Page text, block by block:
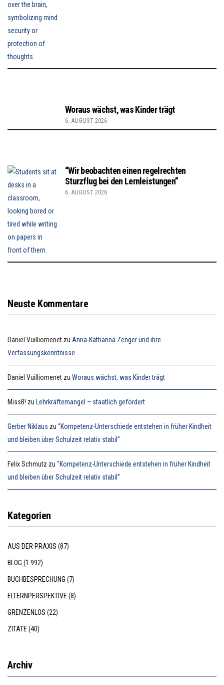
Woraus wächst, was Kinder trägt
6. AUGUST 2026
“Wir beobachten einen regelrechten
Sturzflug bei den Lernleistungen”
6. AUGUST 2026
Neuste Kommentare
Daniel Vuilliomenet zu Anna-Katharina Zenger und ihre
Verfassungskenntnisse
Daniel Vuilliomenet zu Woraus wächst, was Kinder trägt
MissB! zu Lehrkräftemangel – staatlich gefördert
Gerber Niklaus zu “Kompetenz-Unterschiede entstehen in früher Kindheit
und bleiben über Schulzeit relativ stabil”
Felix Schmutz zu “Kompetenz-Unterschiede entstehen in früher Kindheit
und bleiben über Schulzeit relativ stabil”
Kategorien
AUS DER PRAXIS (87)
BLOG (1.992)
BUCHBESPRECHUNG (7)
ELTERNPERSPEKTIVE(8)
GRENZENLOS (22)
ZITATE(40)
Archiv